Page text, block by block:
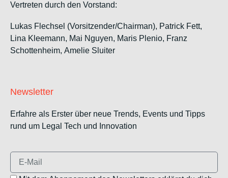
Vertreten durch den Vorstand:
Lukas Flechsel (Vorsitzender/Chairman), Patrick Fett,
Lina Kleemann, Mai Nguyen, Maris Plenio, Franz
Schottenheim, Amelie Sluiter
Newsletter
Erfahre als Erster über neue Trends, Events und Tipps
rund um Legal Tech und Innovation